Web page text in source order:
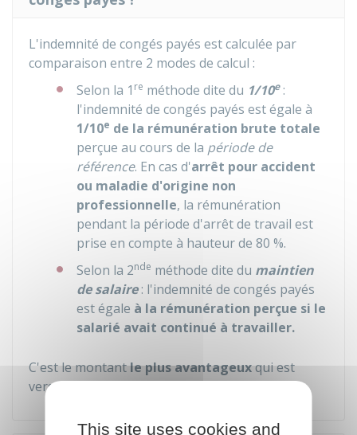
L'indemnité de congés payés est calculée par
comparaison entre 2 modes de calcul :
Selon la 1 re méthode dite du 1/10e:
l'indemnité de congés payés est égale à
1/10e de la rémunération brute totale
perçue au cours de la période de
référence. En cas d'arrêt pour accident
ou maladie d'origine non
professionnelle, la rémunération
pendant la période d'arrêt de travail est
prise en compte à hauteur de 80 %.
Selon la 2nde méthode dite du maintien
de salaire: l'indemnité de congés payés
est égale à la rémunération perçue si le
salarié avait continué à travailler.
C'est le montantle plus avantageuxqui est
versé.
This site uses cookies and